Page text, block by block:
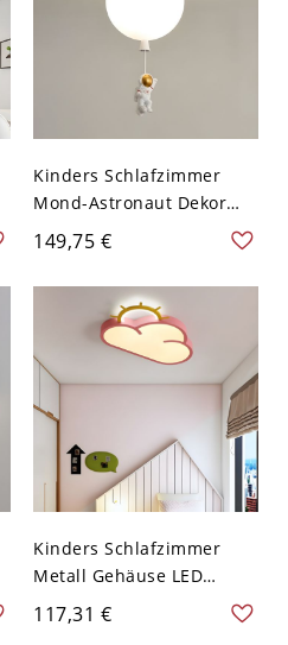
Kinders Schlafzimmer
Mond-Astronaut Dekor
Deckenlampe Ballon
Weißes Glas 3-Kopf
Deckenleuchte - Weiß
110V-120V 17,78 cm
Fußball
149,75 €
Kinders Schlafzimmer
Metall Gehäuse LED
Deckenlampe Sonne-
Wolke Acryl Schirm
117,31 €